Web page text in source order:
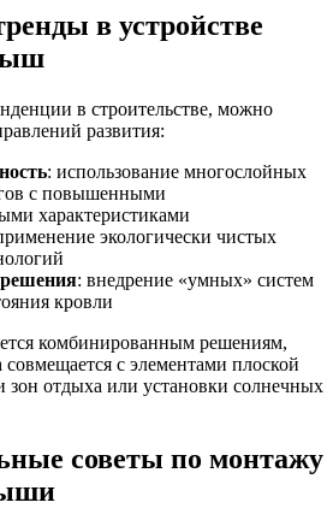
в устройстве
в строительстве, можно
развития:
: использование многослойных
с повышенными
характеристиками
экологически чистых
: внедрение «умных» систем
кровли
комбинированным решениям,
совмещается с элементами плоской
зон отдыха или установки солнечных
советы по монтажу